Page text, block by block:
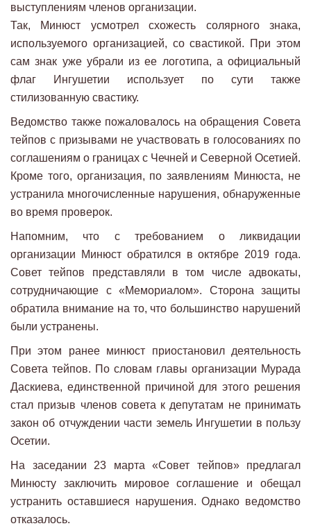
выступлениям членов организации.
Так, Минюст усмотрел схожесть солярного знака,
используемого организацией, со свастикой. При этом
сам знак уже убрали из ее логотипа, а официальный
флаг Ингушетии использует по сути также
стилизованную свастику.
Ведомство также пожаловалось на обращения Совета
тейпов с призывами не участвовать в голосованиях по
соглашениям о границах с Чечней и Северной Осетией.
Кроме того, организация, по заявлениям Минюста, не
устранила многочисленные нарушения, обнаруженные
во время проверок.
Напомним, что с требованием о ликвидации
организации Минюст обратился в октябре 2019 года.
Совет тейпов представляли в том числе адвокаты,
сотрудничающие с «Мемориалом». Сторона защиты
обратила внимание на то, что большинство нарушений
были устранены.
При этом ранее минюст приостановил деятельность
Совета тейпов. По словам главы организации Мурада
Даскиева, единственной причиной для этого решения
стал призыв членов совета к депутатам не принимать
закон об отчуждении части земель Ингушетии в пользу
Осетии.
На заседании 23 марта «Совет тейпов» предлагал
Минюсту заключить мировое соглашение и обещал
устранить оставшиеся нарушения. Однако ведомство
отказалось.